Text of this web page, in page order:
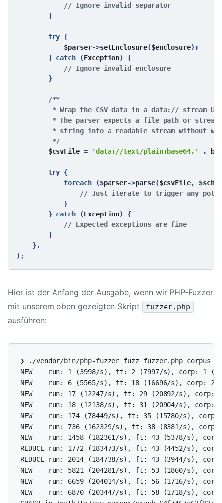
// Ignore invalid separator
}
        try {
$parser->setEnclosure($enclosure);
        } catch (
Exception) {
// Ignore invalid enclosure
}
/**
* Wrap the CSV data in a data:// stream
* The parser expects a file path or
* string into a readable stream without
         */
$csvFile = 'data://text/plain;base64,' .
        try {
            foreach (
$parser->parse($csvFile,
// Just iterate to trigger any
}
        } catch (
Exception) {
// Expected exceptions are fine
}
    },
Hier ist der Anfang der Ausgabe, wenn wir PHP-Fuzzer
mit unserem oben gezeigten Skript
fuzzer.php
ausführen:
❯ ./vendor/bin/php-fuzzer fuzz fuzzer.php corpus
NEW    run: 1 (3998/s), ft: 2 (7997/s), corp: 1
NEW    run: 6 (5565/s), ft: 18 (16696/s), corp: 2
NEW    run: 17 (12247/s), ft: 29 (20892/s), corp:
NEW    run: 18 (12138/s), ft: 31 (20904/s), corp:
NEW    run: 174 (78449/s), ft: 35 (15780/s),
NEW    run: 736 (162329/s), ft: 38 (8381/s),
NEW    run: 1458 (182361/s), ft: 43 (5378/s),
REDUCE run: 1772 (183473/s), ft: 43 (4452/s),
REDUCE run: 2014 (184738/s), ft: 43 (3944/s),
NEW    run: 5821 (204281/s), ft: 53 (1860/s),
NEW    run: 6659 (204014/s), ft: 56 (1716/s),
NEW    run: 6870 (203447/s), ft: 58 (1718/s),